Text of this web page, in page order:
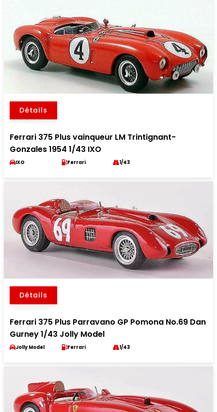
Détails
Ferrari 375 Plus vainqueur LM Trintignant-
Gonzales 1954 1/43 IXO
IXO Ferrari 1/43
Détails
Ferrari 375 Plus Parravano GP Pomona No.69 Dan
Gurney 1/43 Jolly Model
Jolly Model Ferrari 1/43